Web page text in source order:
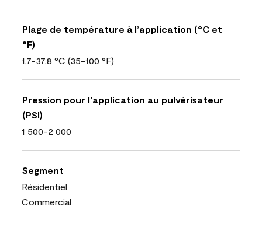
Plage de température à l’application (°C et
°F)
1,7-37,8 °C (35-100 °F)
Pression pour l’application au pulvérisateur
(PSI)
1 500-2 000
Segment
Résidentiel
Commercial